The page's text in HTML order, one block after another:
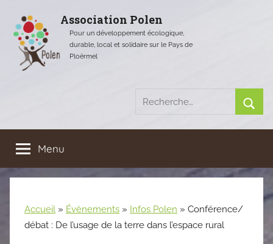
contenu
Association Polen
Pour un développement écologique,
durable, local et solidaire sur le Pays de
Ploërmel
Recherche
:
Menu
Accueil » Évènements » Infos Polen » Conférence/
débat : De l’usage de la terre dans l’espace rural